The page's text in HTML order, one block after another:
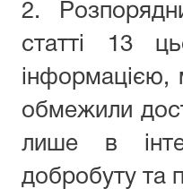
2.
статті 13
інформацією,
обмежили
лише в
добробуту та